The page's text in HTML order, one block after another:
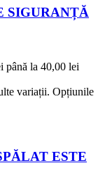
SIGURANȚĂ
până la 40,00 lei
variații. Opțiunile
ESTE